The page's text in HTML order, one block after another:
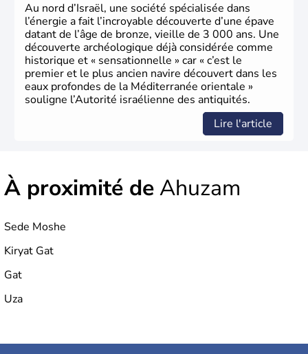
Au nord d’Israël, une société spécialisée dans
l’énergie a fait l’incroyable découverte d’une épave
datant de l’âge de bronze, vieille de 3 000 ans. Une
découverte archéologique déjà considérée comme
historique et « sensationnelle » car « c’est le
premier et le plus ancien navire découvert dans les
eaux profondes de la Méditerranée orientale »
souligne l’Autorité israélienne des antiquités.
Lire l'article
À proximité deAhuzam
Sede Moshe
Kiryat Gat
Gat
Uza